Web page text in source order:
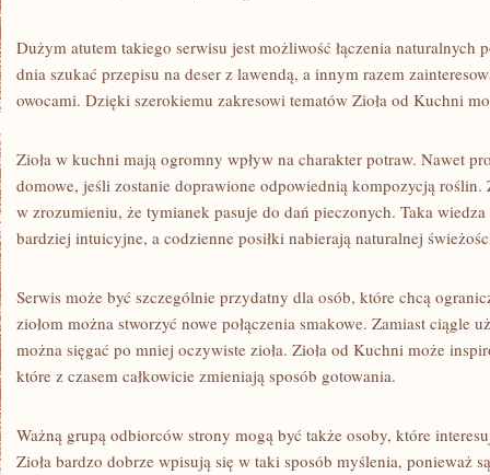
Dużym atutem takiego serwisu jest możliwość łączenia naturalnych
dnia szukać przepisu na deser z lawendą, a innym razem
owocami. Dzięki szerokiemu zakresowi tematów Zioła od Kuchni
Zioła w kuchni mają ogromny wpływ na charakter potraw. Nawet
domowe, jeśli zostanie doprawione odpowiednią kompozycją roślin.
w zrozumieniu, że tymianek pasuje do dań pieczonych. Taka
bardziej intuicyjne, a codzienne posiłki nabierają naturalnej
Serwis może być szczególnie przydatny dla osób, które chcą
ziołom można stworzyć nowe połączenia smakowe. Zamiast ciągle
można sięgać po mniej oczywiste zioła. Zioła od Kuchni może
które z czasem całkowicie zmieniają sposób gotowania.
Ważną grupą odbiorców strony mogą być także osoby, które
Zioła bardzo dobrze wpisują się w taki sposób myślenia, ponieważ